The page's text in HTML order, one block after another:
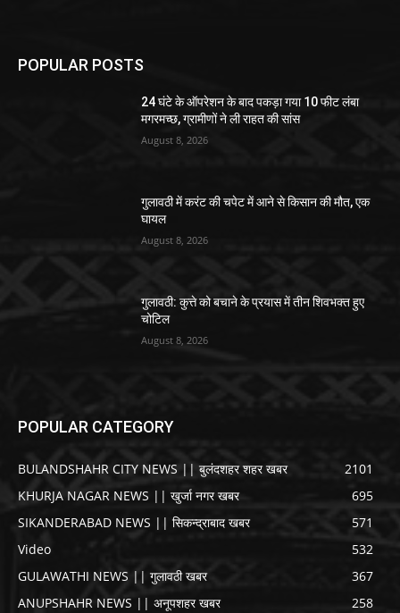
POPULAR POSTS
24 घंटे के ऑपरेशन के बाद पकड़ा गया 10 फीट लंबा
मगरमच्छ, ग्रामीणों ने ली राहत की सांस
August 8, 2026
गुलावठी में करंट की चपेट में आने से किसान की मौत, एक
घायल
August 8, 2026
गुलावठी: कुत्ते को बचाने के प्रयास में तीन शिवभक्त हुए
चोटिल
August 8, 2026
POPULAR CATEGORY
BULANDSHAHR CITY NEWS || बुलंदशहर शहर खबर
2101
KHURJA NAGAR NEWS || खुर्जा नगर खबर
695
SIKANDERABAD NEWS || सिकन्द्राबाद खबर
571
Video
532
GULAWATHI NEWS || गुलावठी खबर
367
ANUPSHAHR NEWS || अनूपशहर खबर
258